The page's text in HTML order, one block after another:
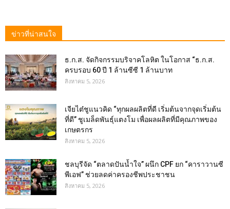
ข่าวที่น่าสนใจ
ธ.ก.ส. จัดกิจกรรมบริจาคโลหิต ในโอกาส “ธ.ก.ส.
ครบรอบ 60 ปี 1 ล้านซีซี 1 ล้านบาท
สิงหาคม 5, 2026
เจียไต๋ชูแนวคิด “ทุกผลผลิตที่ดี เริ่มต้นจากจุดเริ่มต้น
ที่ดี” ชูเมล็ดพันธุ์แตงโม เพื่อผลผลิตที่มีคุณภาพของ
เกษตรกร
สิงหาคม 5, 2026
ชลบุรีจัด “ตลาดปันน้ำใจ” ผนึก CPF ยก “คาราวานซี
พีเอฟ” ช่วยลดค่าครองชีพประชาชน
สิงหาคม 5, 2026